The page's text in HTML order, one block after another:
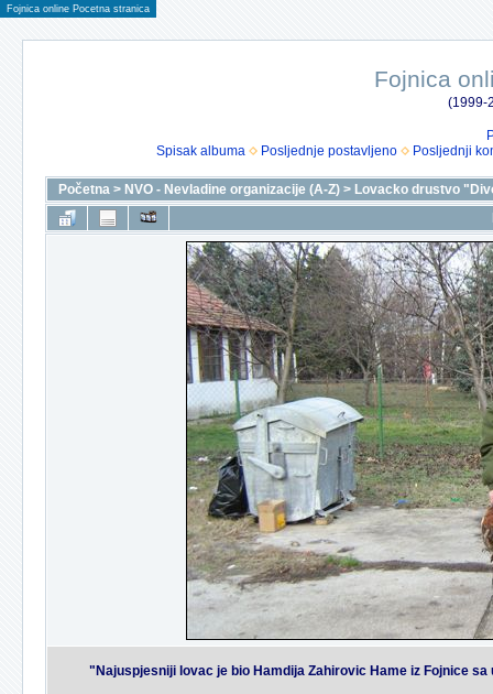
Fojnica online Pocetna stranica
Fojnica
(1999-
Spisak albuma
Posljednje postavljeno Posljednji
Početna > NVO - Nevladine organizacije (A-Z) > Lovacko drustvo
"Najuspjesniji lovac je bio Hamdija Zahirovic Hame iz Fojnice